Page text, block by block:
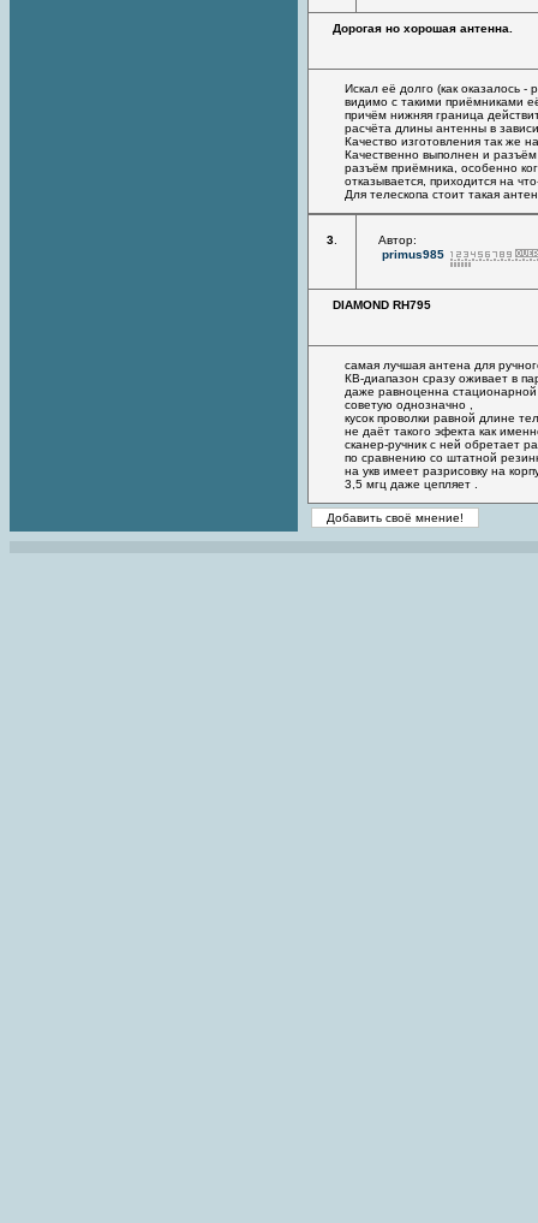
Дорогая но хорошая антенна.
Искал её долго (как оказалось
видимо с такими приёмниками
причём нижняя граница
расчёта длины антенны в
Качество изготовления так же
Качественно выполнен и
разъём приёмника, особенно
отказывается, приходится на
Для телескопа стоит такая
3
Автор:
primus985
DIAMOND RH795
самая лучшая антена для
КВ-диапазон сразу оживает в
даже равноценна
советую однозначно ,
кусок проволки равной длине
не даёт такого эфекта как
сканер-ручник с ней обретает
по сравнению со штатной
на укв имеет разрисовку на
3,5 мгц даже цепляет .